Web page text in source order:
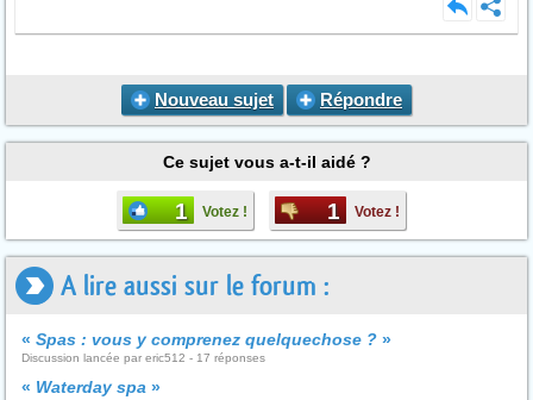
Nouveau sujet Répondre
Ce sujet vous a-t-il aidé ?
1 Votez ! 1 Votez !
A lire aussi sur le forum :
« Spas : vous y comprenez quelquechose ? »
Discussion lancée par eric512 - 17 réponses
« Waterday spa »